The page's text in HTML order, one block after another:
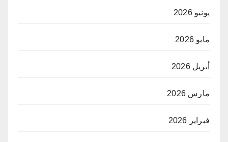
يونيو 2026
مايو 2026
أبريل 2026
مارس 2026
فبراير 2026